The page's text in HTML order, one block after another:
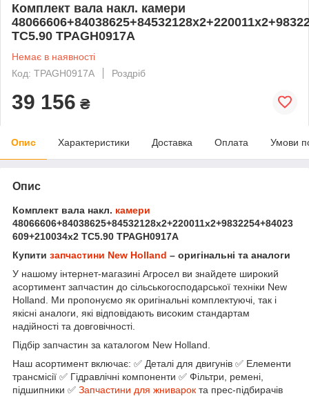
Комплект вала накл. камери
ТС5.90 TPAGH0917A
Немає в наявності
Код: TPAGH0917A
Роздріб
39 156 ₴
Опис Характеристики Доставка Оплата Умови
Опис
Комплект вала накл. камери
48066606+84038625+84532128x2+220011x2+9832254+84023
609+210034x2 ТС5.90 TPAGH0917A
Купити запчастини New Holland – оригінальні та аналоги
У нашому інтернет-магазині Агросел ви знайдете широкий
асортимент запчастин до сільськогосподарської техніки New
Holland. Ми пропонуємо як оригінальні комплектуючі, так і
якісні аналоги, які відповідають високим стандартам
надійності та довговічності.
Підбір запчастин за каталогом New Holland.
Наш асортимент включає: ✅ Деталі для двигунів ✅ Елементи
трансмісії ✅ Гідравлічні компоненти ✅ Фільтри, ремені,
підшипники ✅ Запчастини для жниварок та прес-підбирачів